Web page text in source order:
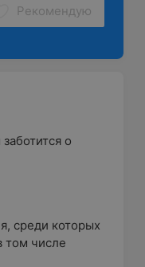
Рекомендую
о
среди которых
том числе